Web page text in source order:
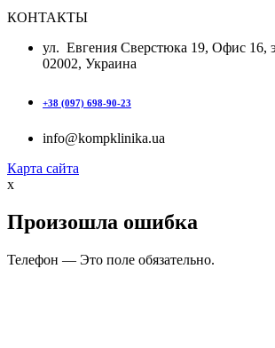
КОНТАКТЫ
ул. Евгения Сверстюка 19, Офис 16,
02002, Украина
+38 (097) 698-90-23
info@kompklinika.ua
Карта сайта
x
Произошла ошибка
Телефон — Это поле обязательно.